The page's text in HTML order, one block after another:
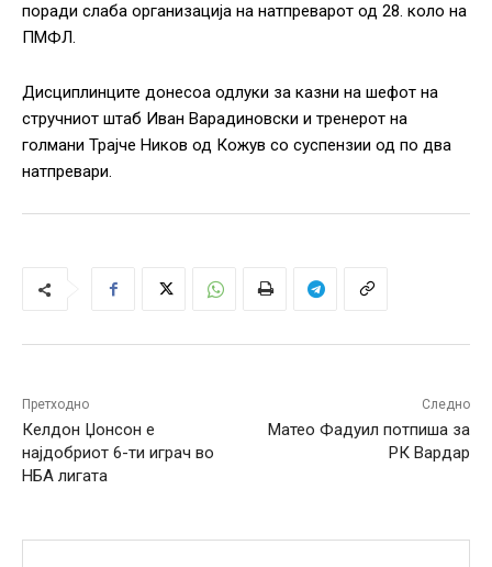
поради слаба организација на натпреварот од 28. коло на
ПМФЛ.
Дисциплинците донесоа одлуки за казни на шефот на
стручниот штаб Иван Варадиновски и тренерот на
голмани Трајче Ников од Кожув со суспензии од по два
натпревари.
Претходно
Келдон Џонсон е
најдобриот 6-ти играч во
НБА лигата
Следно
Матео Фадуил потпиша за
РК Вардар